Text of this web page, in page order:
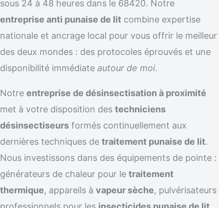
sous 24 à 48 heures dans le 68420. Notre
entreprise anti punaise de lit combine expertise
nationale et ancrage local pour vous offrir le meilleur
des deux mondes : des protocoles éprouvés et une
disponibilité immédiate autour de moi.
Notre entreprise de désinsectisation à proximité
met à votre disposition des techniciens
désinsectiseurs formés continuellement aux
dernières techniques de traitement punaise de lit.
Nous investissons dans des équipements de pointe :
générateurs de chaleur pour le traitement
thermique, appareils à vapeur sèche, pulvérisateurs